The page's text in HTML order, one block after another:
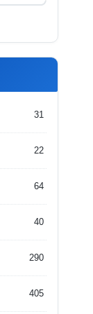
31
22
64
40
290
405